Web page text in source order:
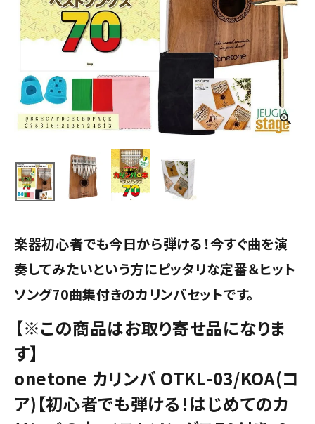
楽器初心者でも今日から弾ける！今すぐ曲を演
奏してみたいという方にピッタリな定番＆ヒット
ソング70曲集付きのカリンバセットです。
【※この商品はお取り寄せ品になりま
す】
onetone カリンバ OTKL-03/KOA(コ
ア)【初心者でも弾ける！はじめてのカ